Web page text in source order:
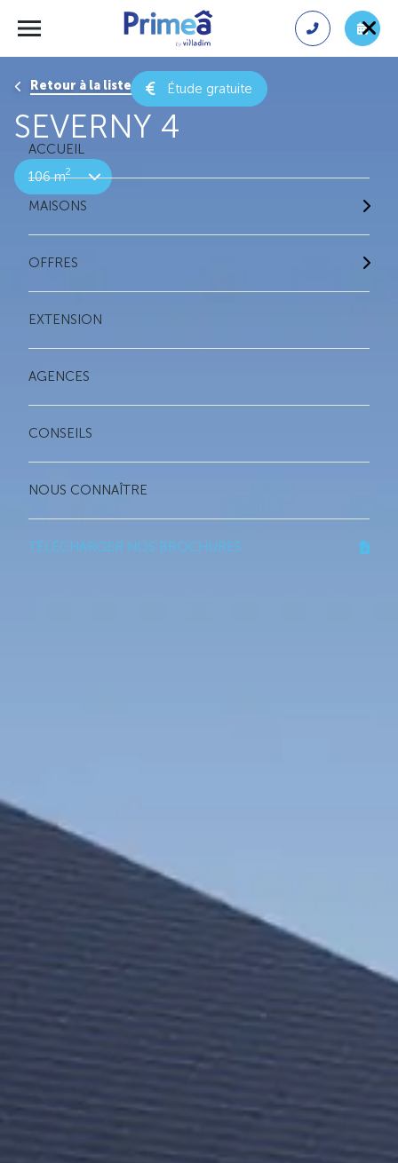
Étude gratuite
ACCUEIL
MAISONS
OFFRES
EXTENSION
AGENCES
CONSEILS
NOUS CONNAÎTRE
TÉLÉCHARGER NOS BROCHURES
Retour à la liste des résultats
SEVERNY 4
106 m2